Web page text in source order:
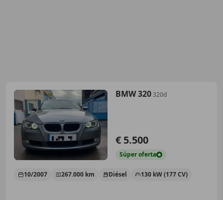
BMW 320320d
€ 5.500
Súperoferta
10/2007 267.000 km Diésel 130 kW (177 CV)